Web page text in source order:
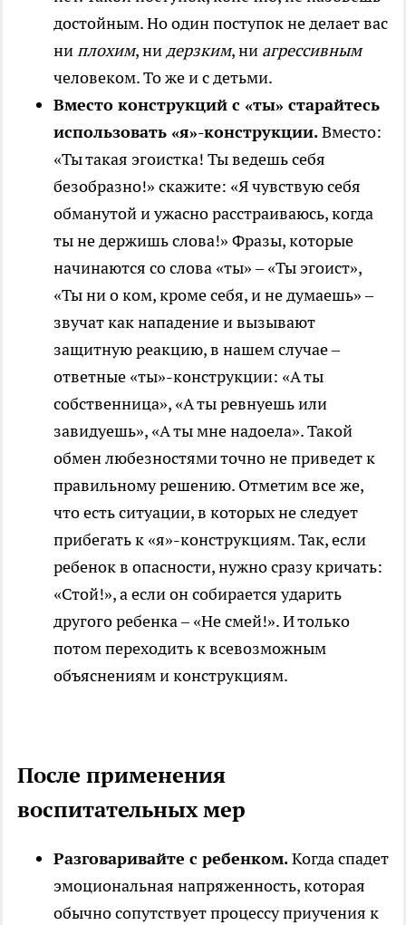
достойным. Но один поступок не делает вас
ниплохим, нидерзким, ни агрессивным
человеком. То же и с детьми.
Вместо конструкций с «ты» старайтесь
использовать «я»-конструкции.Вместо:
«Ты такая эгоистка! Ты ведешь себя
безобразно!» скажите: «Я чувствую себя
обманутой и ужасно расстраиваюсь, когда
ты не держишь слова!» Фразы, которые
начинаются со слова «ты» – «Ты эгоист»,
«Ты ни о ком, кроме себя, и не думаешь» –
звучат как нападение и вызывают
защитную реакцию, в нашем случае –
ответные «ты»-конструкции: «А ты
собственница», «А ты ревнуешь или
завидуешь», «А ты мне надоела». Такой
обмен любезностями точно не приведет к
правильному решению. Отметим все же,
что есть ситуации, в которых не следует
прибегать к «я»-конструкциям. Так, если
ребенок в опасности, нужно сразу кричать:
«Стой!», а если он собирается ударить
другого ребенка – «Не смей!». И только
потом переходить к всевозможным
объяснениям и конструкциям.
После применения
воспитательных мер
Разговаривайте с ребенком.Когда спадет
эмоциональная напряженность, которая
обычно сопутствует процессу приучения к